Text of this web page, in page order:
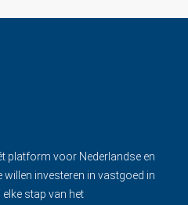
platform voor Nederlandse en
willen investeren in vastgoed in
elke stap van het